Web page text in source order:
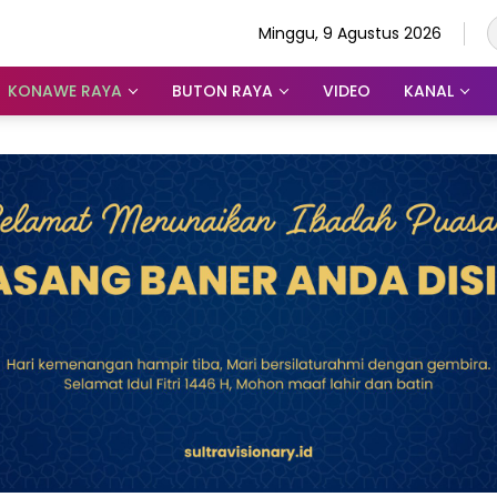
Minggu, 9 Agustus 2026
KONAWE RAYA BUTON RAYA VIDEO KANAL